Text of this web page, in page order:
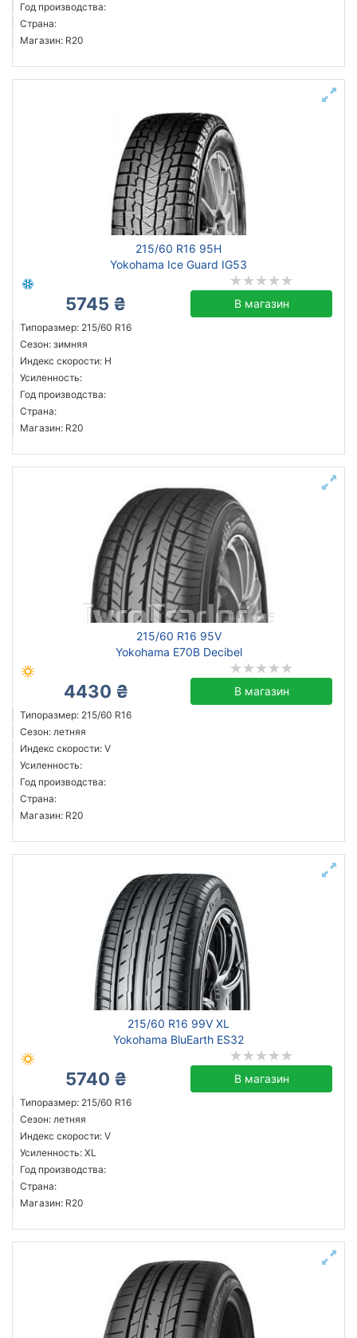
Год производства:
Страна:
Магазин: R20
215/60 R16 95H
Yokohama Ice Guard IG53
5745 ₴ В магазин
Типоразмер: 215/60 R16
Сезон: зимняя
Индекс скорости: H
Усиленность:
Год производства:
Страна:
Магазин: R20
215/60 R16 95V
Yokohama E70B Decibel
4430 ₴ В магазин
Типоразмер: 215/60 R16
Сезон: летняя
Индекс скорости: V
Усиленность:
Год производства:
Страна:
Магазин: R20
215/60 R16 99V XL
Yokohama BluEarth ES32
5740 ₴ В магазин
Типоразмер: 215/60 R16
Сезон: летняя
Индекс скорости: V
Усиленность: XL
Год производства:
Страна:
Магазин: R20